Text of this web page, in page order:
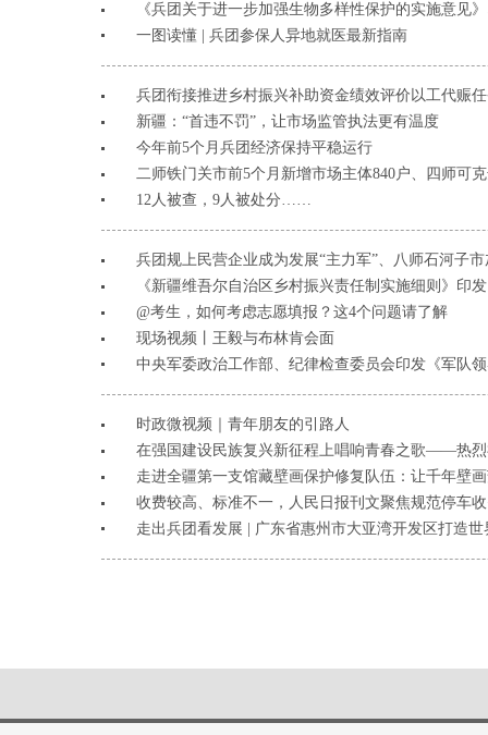
《兵团关于进一步加强生物多样性保护的实施意见
一图读懂 | 兵团参保人异地就医最新指南
兵团衔接推进乡村振兴补助资金绩效评价以工代赈
新疆：“首违不罚”，让市场监管执法更有温度
今年前5个月兵团经济保持平稳运行
二师铁门关市前5个月新增市场主体840户、四师可
12人被查，9人被处分……
兵团规上民营企业成为发展“主力军”、八师石河子
《新疆维吾尔自治区乡村振兴责任制实施细则》印发
@考生，如何考虑志愿填报？这4个问题请了解
现场视频丨王毅与布林肯会面
中央军委政治工作部、纪律检查委员会印发《军队
时政微视频｜青年朋友的引路人
在强国建设民族复兴新征程上唱响青春之歌——热
走进全疆第一支馆藏壁画保护修复队伍：让千年壁
收费较高、标准不一，人民日报刊文聚焦规范停车
走出兵团看发展 | 广东省惠州市大亚湾开发区打造